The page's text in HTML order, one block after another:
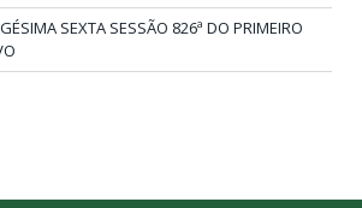
SEXTA SESSÃO 826ª DO PRIMEIRO